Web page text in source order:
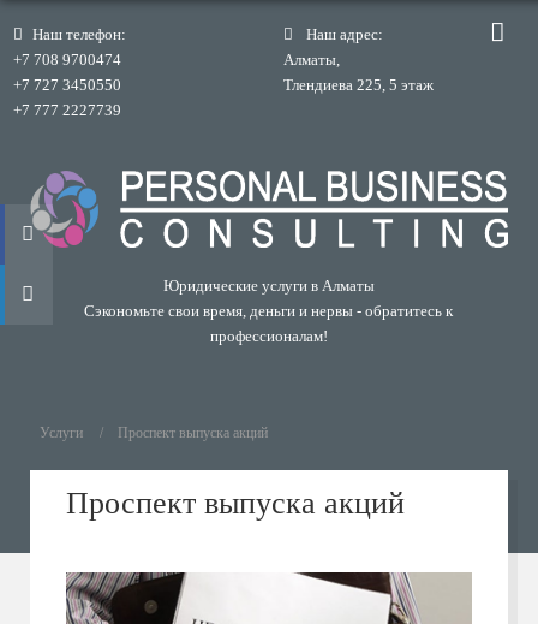
Наш телефон:
+7 708 9700474
+7 727 3450550
+7 777 2227739
Наш адрес:
Алматы,
Тлендиева 225, 5 этаж
Юридические услуги в Алматы
Сэкономьте свои время, деньги и нервы - обратитесь к
профессионалам!
Услуги Проспект выпуска акций
Проспект выпуска акций